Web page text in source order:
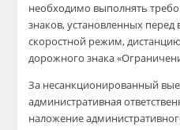
необходимо выполнять
знаков, установленных
скоростной режим,
дорожного знака
За несанкционированный
административная
наложение